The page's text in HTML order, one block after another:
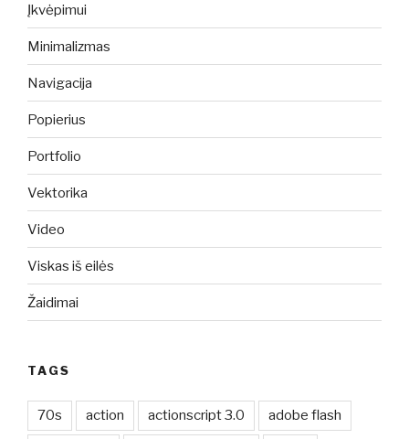
Įkvėpimui
Minimalizmas
Navigacija
Popierius
Portfolio
Vektorika
Video
Viskas iš eilės
Žaidimai
TAGS
70s action actionscript 3.0 adobe flash